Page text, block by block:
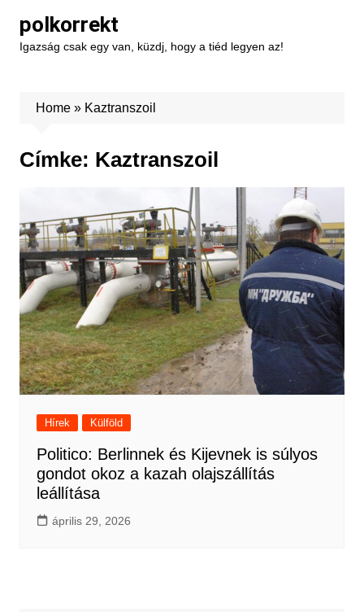
content
polkorrekt
Igazság csak egy van, küzdj, hogy a tiéd legyen az!
Home» Kaztranszoil
Címke: Kaztranszoil
Hírek Külföld
Politico: Berlinnek és Kijevnek is súlyos
gondot okoz a kazah olajszállítás
leállítása
április 29, 2026